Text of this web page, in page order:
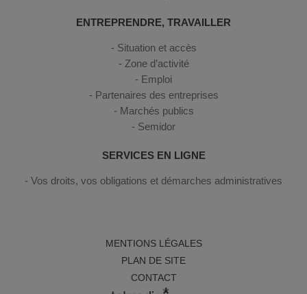
ENTREPRENDRE, TRAVAILLER
Situation et accès
Zone d’activité
Emploi
Partenaires des entreprises
Marchés publics
Semidor
SERVICES EN LIGNE
Vos droits, vos obligations et démarches administratives
MENTIONS LÉGALES
PLAN DE SITE
CONTACT